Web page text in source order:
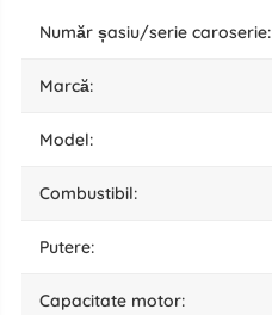
număr șasiu/serie caroserie:
marcă:
model:
combustibil:
putere:
capacitate motor: